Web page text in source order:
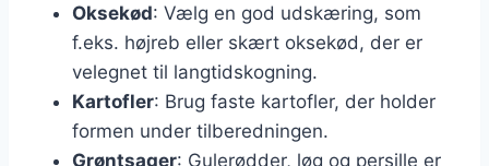
Oksekød: Vælg en god udskæring, som
f.eks. højreb eller skært oksekød, der er
velegnet til langtidskogning.
Kartofler: Brug faste kartofler, der holder
formen under tilberedningen.
Grøntsager: Gulerødder, løg og persille er